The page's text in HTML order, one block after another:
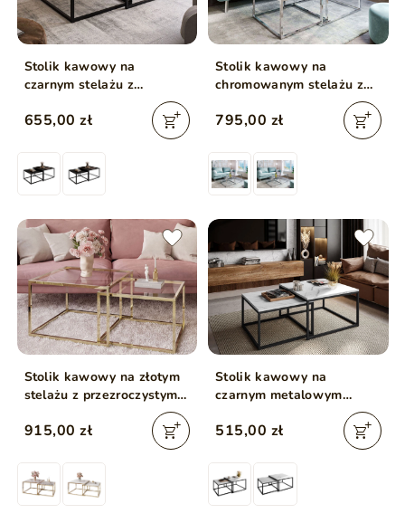
Stolik kawowy na
czarnym stelażu z
szklanym blatem Asumi
Czarny 39x45
655,00 zł
Stolik kawowy na
chromowanym stelażu z
przezroczystym blatem
Asumi 39x45
795,00 zł
Stolik kawowy na złotym
stelażu z przezroczystym
915,00 zł
Stolik kawowy na
czarnym metalowym
stelażu z imitacją białego
marmuru Asumi 36x42
515,00 zł